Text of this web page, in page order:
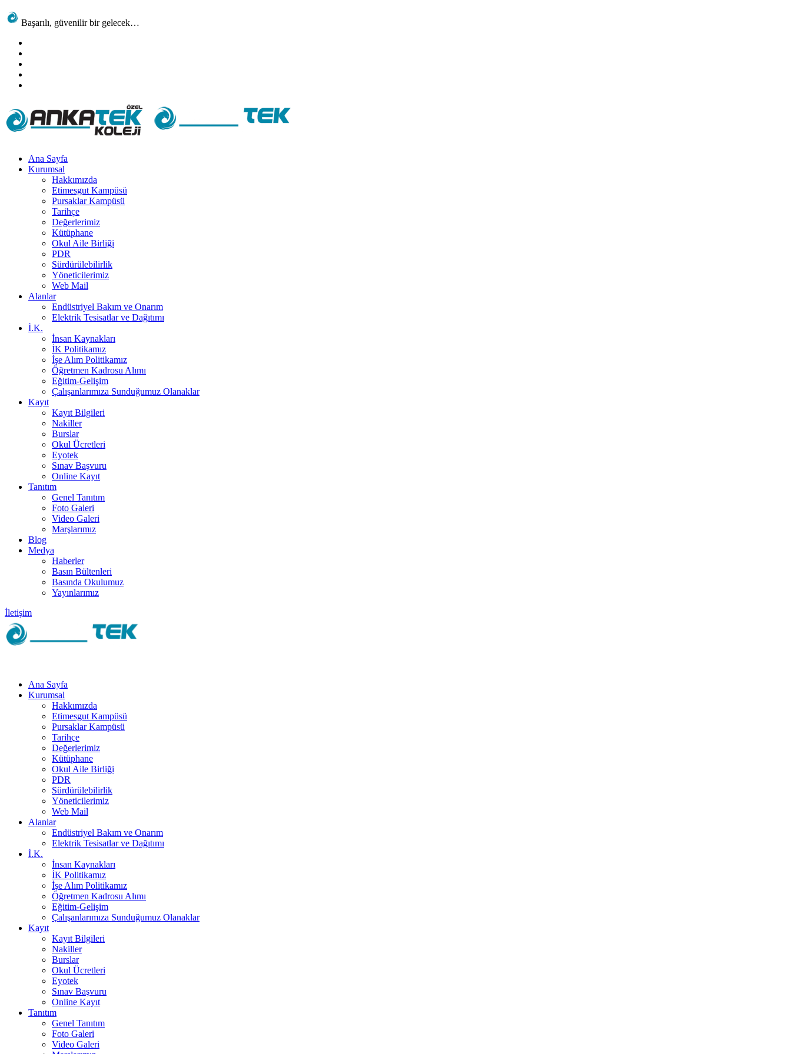
Başarılı, güvenilir bir gelecek…
Ana Sayfa
Kurumsal
Hakkımızda
Etimesgut Kampüsü
Pursaklar Kampüsü
Tarihçe
Değerlerimiz
Kütüphane
Okul Aile Birliği
PDR
Sürdürülebilirlik
Yöneticilerimiz
Web Mail
Alanlar
Endüstriyel Bakım ve Onarım
Elektrik Tesisatlar ve Dağıtımı
İ.K.
İnsan Kaynakları
İK Politikamız
İşe Alım Politikamız
Öğretmen Kadrosu Alımı
Eğitim-Gelişim
Çalışanlarımıza Sunduğumuz Olanaklar
Kayıt
Kayıt Bilgileri
Nakiller
Burslar
Okul Ücretleri
Eyotek
Sınav Başvuru
Online Kayıt
Tanıtım
Genel Tanıtım
Foto Galeri
Video Galeri
Marşlarımız
Blog
Medya
Haberler
Basın Bültenleri
Basında Okulumuz
Yayınlarımız
İletişim
Ana Sayfa
Kurumsal
Hakkımızda
Etimesgut Kampüsü
Pursaklar Kampüsü
Tarihçe
Değerlerimiz
Kütüphane
Okul Aile Birliği
PDR
Sürdürülebilirlik
Yöneticilerimiz
Web Mail
Alanlar
Endüstriyel Bakım ve Onarım
Elektrik Tesisatlar ve Dağıtımı
İ.K.
İnsan Kaynakları
İK Politikamız
İşe Alım Politikamız
Öğretmen Kadrosu Alımı
Eğitim-Gelişim
Çalışanlarımıza Sunduğumuz Olanaklar
Kayıt
Kayıt Bilgileri
Nakiller
Burslar
Okul Ücretleri
Eyotek
Sınav Başvuru
Online Kayıt
Tanıtım
Genel Tanıtım
Foto Galeri
Video Galeri